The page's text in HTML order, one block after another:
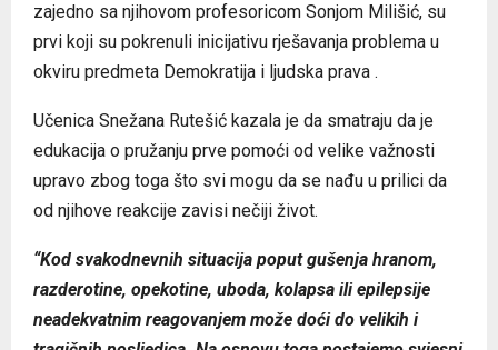
zajedno sa njihovom profesoricom Sonjom Milišić, su
prvi koji su pokrenuli inicijativu rješavanja problema u
okviru predmeta Demokratija i ljudska prava .
Učenica Snežana Rutešić kazala je da smatraju da je
edukacija o pružanju prve pomoći od velike važnosti
upravo zbog toga što svi mogu da se nađu u prilici da
od njihove reakcije zavisi nečiji život.
“Kod svakodnevnih situacija poput gušenja hranom,
razderotine, opekotine, uboda, kolapsa ili epilepsije
neadekvatnim reagovanjem može doći do velikih i